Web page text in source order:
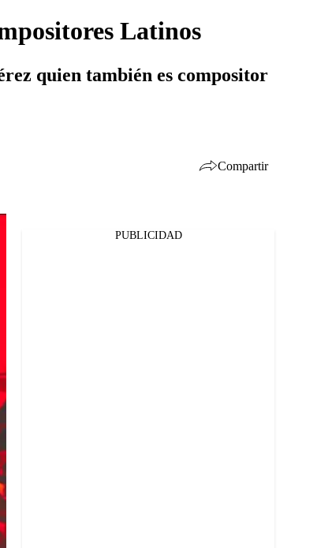
Latinos
quien también es compositor
Compartir
PUBLICIDAD